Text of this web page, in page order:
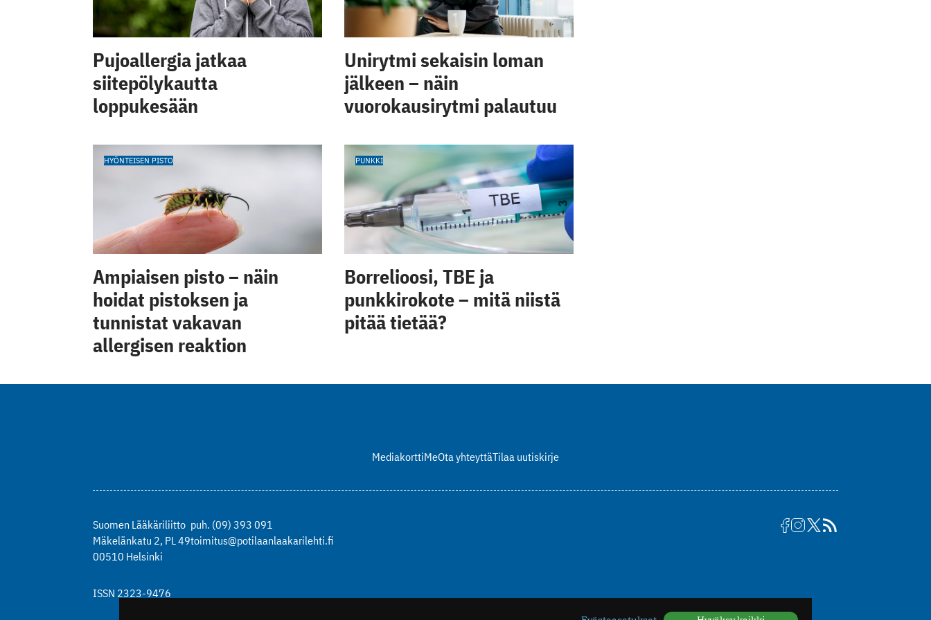
Pujoallergia jatkaa
siitepölykautta
loppukesään
Unirytmi sekaisin loman
jälkeen – näin
vuorokausirytmi palautuu
HYÖNTEISEN PISTO
Ampiaisen pisto – näin
hoidat pistoksen ja
tunnistat vakavan
allergisen reaktion
PUNKKI
Borrelioosi, TBE ja
punkkirokote – mitä niistä
pitää tietää?
MediakorttiMeOta yhteyttäTilaa uutiskirje
Suomen Lääkäriliitto
Mäkelänkatu 2, PL 49
00510 Helsinki
puh. (09) 393 091
toimitus@potilaanlaakarilehti.fi
ISSN 2323-9476